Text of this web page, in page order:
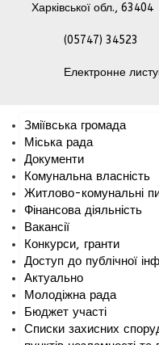
Харківської обл., 63404
(05747) 34523
Електронне
Зміївська громада
Міська рада
Документи
Комунальна власність
Житлово-комунальні
Фінансова діяльність
Вакансії
Конкурси, гранти
Доступ до публічної
Актуально
Молодіжна рада
Бюджет участі
Списки захисних